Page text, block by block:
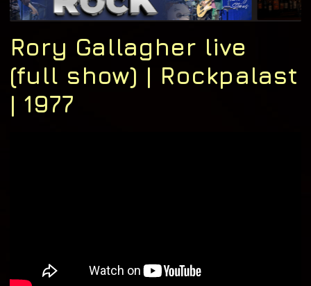
Rory Gallagher live
(full show) | Rockpalast
| 1977